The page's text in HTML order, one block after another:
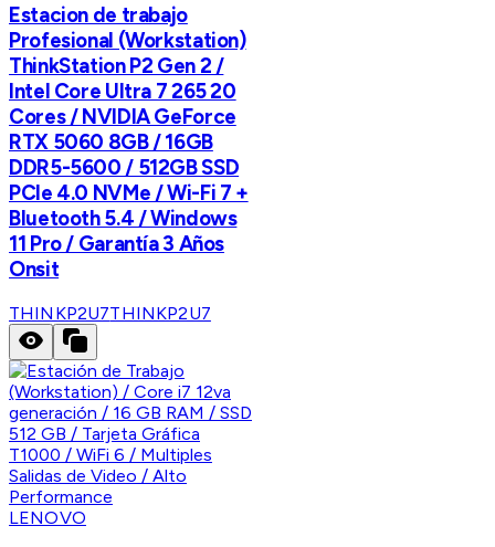
Estacion de trabajo
Profesional (Workstation)
ThinkStation P2 Gen 2 /
Intel Core Ultra 7 265 20
Cores / NVIDIA GeForce
RTX 5060 8GB / 16GB
DDR5-5600 / 512GB SSD
PCIe 4.0 NVMe / Wi-Fi 7 +
Bluetooth 5.4 / Windows
11 Pro / Garantía 3 Años
Onsit
THINKP2U7THINKP2U7
LENOVO